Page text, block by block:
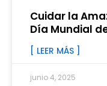
Cuidar la
Día Mundial
[ LEER MÁS ]
junio 4, 2025